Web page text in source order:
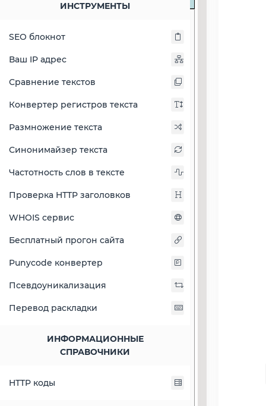
ИНСТРУМЕНТЫ
SEO блокнот
Ваш IP адрес
Сравнение текстов
Конвертер регистров текста
Размножение текста
Синонимайзер текста
Частотность слов в тексте
Проверка HTTP заголовков
WHOIS сервис
Бесплатный прогон сайта
Punycode конвертер
Псевдоуникализация
Перевод раскладки
ИНФОРМАЦИОННЫЕ
СПРАВОЧНИКИ
HTTP коды